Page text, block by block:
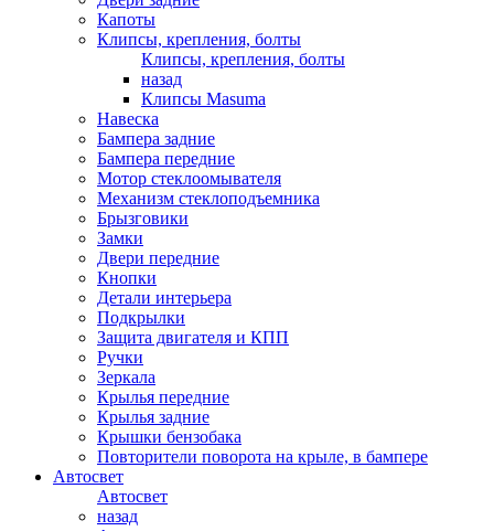
Капоты
Клипсы, крепления, болты
Клипсы, крепления, болты
назад
Клипсы Masuma
Навеска
Бампера задние
Бампера передние
Мотор стеклоомывателя
Механизм стеклоподъемника
Брызговики
Замки
Двери передние
Кнопки
Детали интерьера
Подкрылки
Защита двигателя и КПП
Ручки
Зеркала
Крылья передние
Крылья задние
Крышки бензобака
Повторители поворота на крыле, в бампере
Автосвет
Автосвет
назад